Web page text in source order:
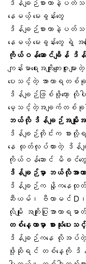
ဒိန်ချဉ်စားတာနဲ့ပတ်သ
နေမယ့် မေးခွန်းတွေ
ဒိန်ချဉ်စားတာနဲ့ပတ်သ
နေမယ့် မေးခွန်းတွေ ရဲ့ အဖ
ကိုယ်ဝန်ဆောင်ချိန် ဒိန်ခ
ကျန်းမာရေးအကျိုးကျေးဇူးမျာ
ပေးသင့်တဲ့ အာဟာရတ
ဒိန်ချဉ်ဖြစ်ဖို့တော့ လို
မေ့သင့်တဲ့အချက်တစ်ခု
ဘယ်လို ဒိန်ချဉ်အမျိုးအစ
ဒိန်ချဉ်တိုင်းက စား
နေ ထုတ်လုပ်ထားတဲ့ ဒိန်
ကိုယ်ဝန်ဆောင် မိခင်တွေ
ဒိန်ချဉ်မှာ ဘယ်လိုအာဟ
ဒိန်ချဉ်က နို့ကနေထုတ်ထာ
ဆီယမ်၊
ဗီတာမင် D ၊
လိုမျိုး အကျိုးပြုအာဟာရဓ
တစ်နေ့တာမှာ စားသုံးပ
ဒိန်ချဉ်ကနေ လိုအပ်တဲ့
ဖို့ဆိုရင် တစ်နေ့ကို ဒိန်